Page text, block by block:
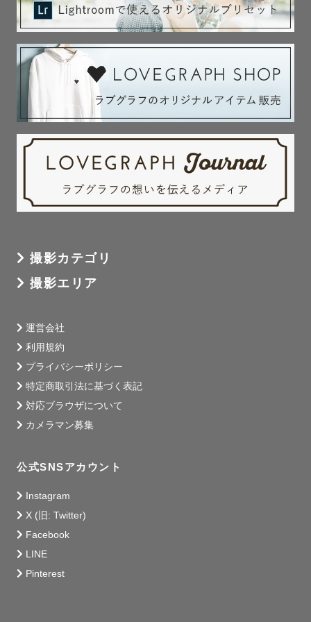
撮影カテゴリ
撮影エリア
運営会社
利用規約
プライバシーポリシー
特定商取引法に基づく表記
対応ブラウザについて
カメラマン募集
公式SNSアカウント
Instagram
X (旧: Twitter)
Facebook
LINE
Pinterest